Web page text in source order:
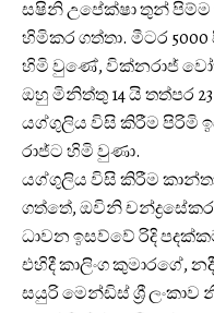
සෂිනි උපේක්ෂා තුන්
හිමිකර ගත්තා. මීටර
හිමි වුණේ, වික්නරාජ්
ඔහු මිනිත්තු 14 යි තත්පර
යග්ගුලිය විසි කිරීම පිරිමි
රාජ්ට හිමි වුණා.
යග්ගුලිය විසි කිරීම
ගත්තේ, ඔවිනි
ධාවන ඉසව්වේ රිදි
එහිදී කාලිංග කුමාරගේ,
සයුරි මෙන්ඩිස් ශ්‍රී